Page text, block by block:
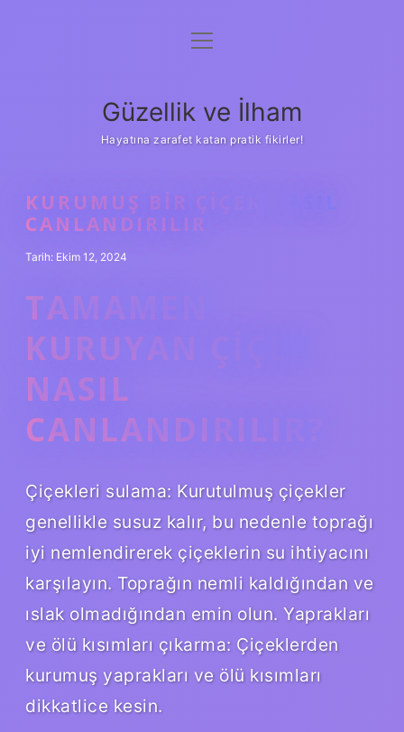
Anasayfa
Yasal Uyarı
menüyü
Güzellik ve İlham
Hayatına zarafet katan pratik fikirler!
KURUMUŞ BIR ÇIÇEK NASIL
CANLANDIRILIR
Tarih: Ekim 12, 2024
TAMAMEN
KURUYAN ÇIÇEK
NASIL
CANLANDIRILIR?
Çiçekleri sulama: Kurutulmuş çiçekler
genellikle susuz kalır, bu nedenle toprağı
iyi nemlendirerek çiçeklerin su ihtiyacını
karşılayın. Toprağın nemli kaldığından ve
ıslak olmadığından emin olun. Yaprakları
ve ölü kısımları çıkarma: Çiçeklerden
kurumuş yaprakları ve ölü kısımları
dikkatlice kesin.